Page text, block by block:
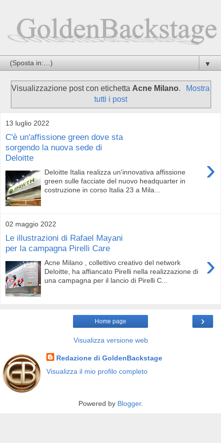
▼
Visualizzazione post con etichetta Acne Milano.
Mostra
tutti i post
13 luglio 2022
C'è un'affissione green dove sta
sorgendo la nuova sede di
Deloitte
›
Deloitte Italia realizza un'innovativa affissione
green sulle facciate del nuovo headquarter in
costruzione in corso Italia 23 a Mila...
02 maggio 2022
Le illustrazioni di Rafael Mayani
per la campagna Pirelli Care
›
Acne Milano , collettivo creativo del network
Deloitte, ha affiancato Pirelli nella realizzazione di
una campagna per il lancio di Pirelli C...
›
Home page
Visualizza versione web
Redazione di GoldenBackstage
Visualizza il mio profilo completo
Powered by Blogger.